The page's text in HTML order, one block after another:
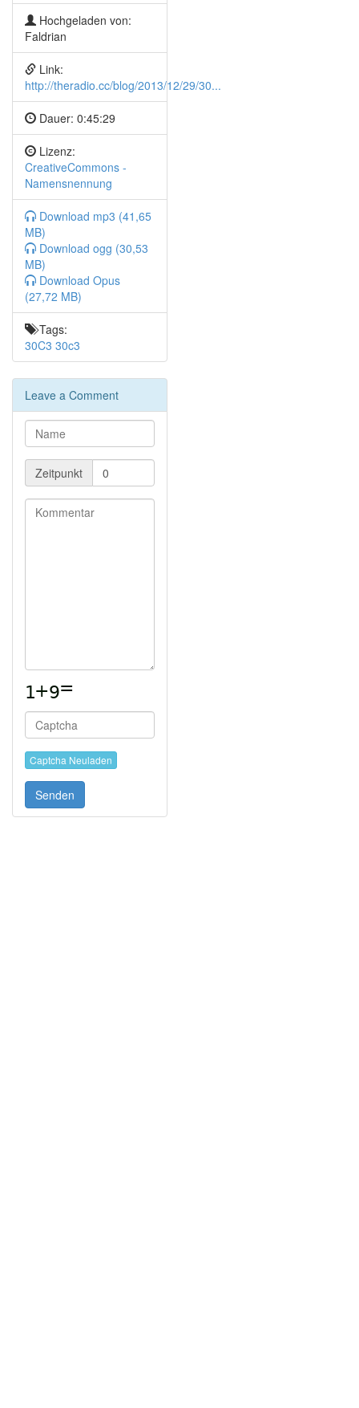
Hochgeladen von:
Faldrian
Link:
http://theradio.cc/blog/2013/12/29/30...
Dauer: 0:45:29
Lizenz:
CreativeCommons -
Namensnennung
Download mp3 (41,65
MB)
Download ogg (30,53
MB)
Download Opus
(27,72 MB)
Tags:
30C3 30c3
Leave a Comment
Zeitpunkt
Captcha Neuladen